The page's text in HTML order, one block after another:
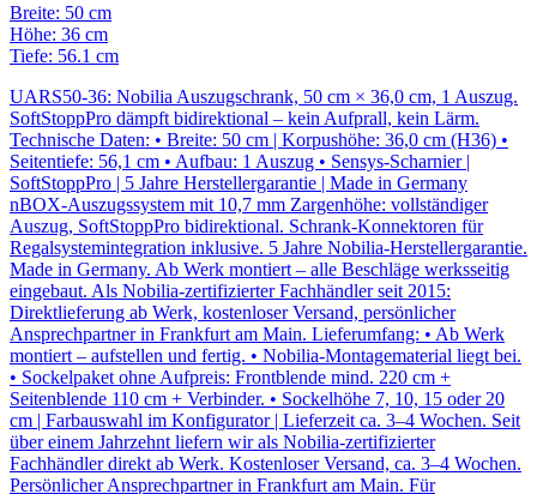
Breite: 50 cm
Höhe: 36 cm
Tiefe: 56.1 cm
UARS50-36: Nobilia Auszugschrank, 50 cm × 36,0 cm, 1 Auszug.
SoftStoppPro dämpft bidirektional – kein Aufprall, kein Lärm.
Technische Daten: • Breite: 50 cm | Korpushöhe: 36,0 cm (H36) •
Seitentiefe: 56,1 cm • Aufbau: 1 Auszug • Sensys-Scharnier |
SoftStoppPro | 5 Jahre Herstellergarantie | Made in Germany
nBOX-Auszugssystem mit 10,7 mm Zargenhöhe: vollständiger
Auszug, SoftStoppPro bidirektional. Schrank-Konnektoren für
Regalsystemintegration inklusive. 5 Jahre Nobilia-Herstellergarantie.
Made in Germany. Ab Werk montiert – alle Beschläge werksseitig
eingebaut. Als Nobilia-zertifizierter Fachhändler seit 2015:
Direktlieferung ab Werk, kostenloser Versand, persönlicher
Ansprechpartner in Frankfurt am Main. Lieferumfang: • Ab Werk
montiert – aufstellen und fertig. • Nobilia-Montagematerial liegt bei.
• Sockelpaket ohne Aufpreis: Frontblende mind. 220 cm +
Seitenblende 110 cm + Verbinder. • Sockelhöhe 7, 10, 15 oder 20
cm | Farbauswahl im Konfigurator | Lieferzeit ca. 3–4 Wochen. Seit
über einem Jahrzehnt liefern wir als Nobilia-zertifizierter
Fachhändler direkt ab Werk. Kostenloser Versand, ca. 3–4 Wochen.
Persönlicher Ansprechpartner in Frankfurt am Main. Für